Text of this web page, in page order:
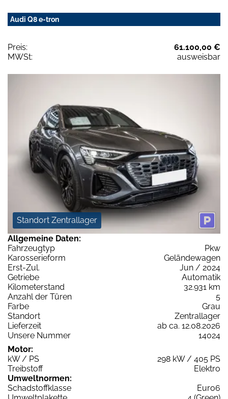
Audi Q8 e-tron
Preis:
61.100,00 €
MWSt:
ausweisbar
Standort Zentrallager
Allgemeine Daten:
Fahrzeugtyp
Pkw
Karosserieform
Geländewagen
Erst-Zul.
Jun / 2024
Getriebe
Automatik
Kilometerstand
32.931 km
Anzahl der Türen
5
Farbe
Grau
Standort
Zentrallager
Lieferzeit
ab ca. 12.08.2026
Unsere Nummer
14024
Motor:
kW / PS
298 kW / 405 PS
Treibstoff
Elektro
Umweltnormen:
Schadstoffklasse
Euro6